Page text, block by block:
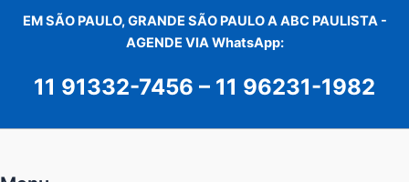
EM SÃO PAULO, GRANDE SÃO PAULO A ABC PAULISTA -
AGENDE VIA WhatsApp:
11 91332-7456 – 11 96231-1982